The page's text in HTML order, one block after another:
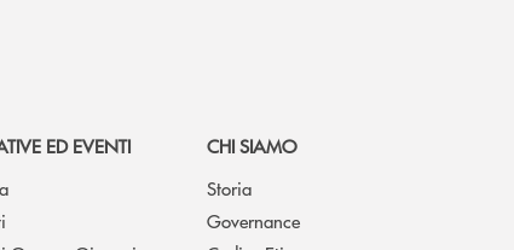
ED EVENTI
CHI SIAMO
Storia
Governance